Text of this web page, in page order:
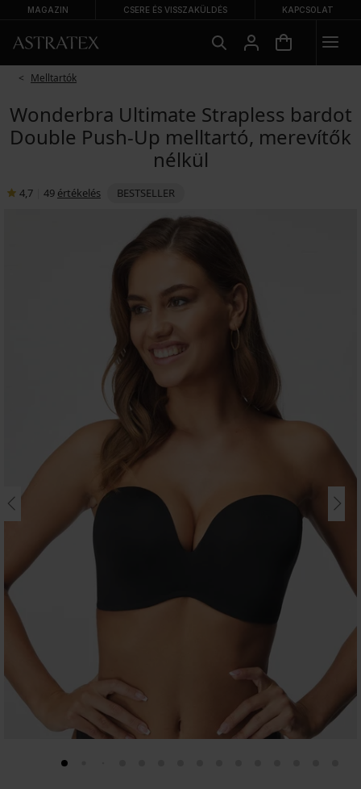
MAGAZIN CSERE ÉS VISSZAKÜLDÉS KAPCSOLAT
Melltartók
Wonderbra Ultimate Strapless bardot
Double Push-Up melltartó, merevítők
nélkül
4,7 49 értékelés BESTSELLER